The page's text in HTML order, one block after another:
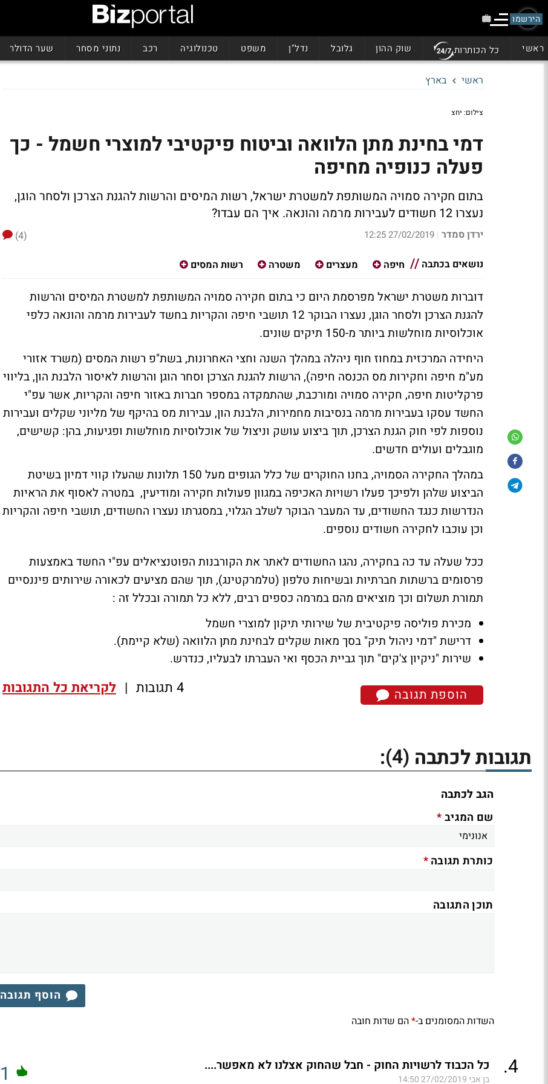
הירשמו
ראשי כל הכותרות שוק ההון גלובל נדל"ן משפט טכנולוגיה רכב נתוני מסחר שער הדולר
ראשי בארץ
צילום: יחצ
דמי בחינת מתן הלוואה וביטוח פיקטיבי למוצרי חשמל - כך
פעלה כנופיה מחיפה
בתום חקירה סמויה המשותפת למשטרת ישראל, רשות המיסים והרשות להגנת הצרכן ולסחר הוגן,
נעצרו 12 חשודים לעבירות מרמה והונאה. איך הם עבדו?
ירדן סמדר |
27/02/2019 12:25
(4)
נושאים בכתבה
חיפה מעצרים משטרה רשות המסים
דוברות משטרת ישראל מפרסמת היום כי בתום חקירה סמויה המשותפת למשטרת המיסים והרשות
להגנת הצרכן ולסחר הוגן, נעצרו הבוקר 12 תושבי חיפה והקריות בחשד לעבירות מרמה והונאה כלפי
אוכלוסיות מוחלשות ביותר מ-150 תיקים שונים.
היחידה המרכזית במחוז חוף ניהלה במהלך השנה וחצי האחרונות, בשת"פ רשות המסים (משרד אזורי
מע"מ חיפה וחקירות מס הכנסה חיפה), הרשות להגנת הצרכן וסחר הוגן והרשות לאיסור הלבנת הון, בליווי
פרקליטות חיפה, חקירה סמויה ומורכבת, שהתמקדה במספר חברות באזור חיפה והקריות, אשר עפ"י
החשד עסקו בעבירות מרמה בנסיבות מחמירות, הלבנת הון, עבירות מס בהיקף של מליוני שקלים ועבירות
נוספות לפי חוק הגנת הצרכן, תוך ביצוע עושק וניצול של אוכלוסיות מוחלשות ופגיעות, בהן: קשישים,
מוגבלים ועולים חדשים.
במהלך החקירה הסמויה, בחנו החוקרים של כלל הגופים מעל 150 תלונות שהעלו קווי דמיון בשיטת
הביצוע שלהן ולפיכך פעלו רשויות האכיפה במגוון פעולות חקירה ומודיעין, במטרה לאסוף את הראיות
הנדרשות כנגד החשודים, עד המעבר הבוקר לשלב הגלוי, במסגרתו נעצרו החשודים, תושבי חיפה והקריות
וכן עוכבו לחקירה חשודים נוספים.
ככל שעלה עד כה בחקירה, נהגו החשודים לאתר את הקורבנות הפוטנציאלים עפ"י החשד באמצעות
פרסומים ברשתות חברתיות ובשיחות טלפון (טלמרקטינג), תוך שהם מציעים לכאורה שירותים פיננסיים
תמורת תשלום וכך מוציאים מהם במרמה כספים רבים, ללא כל תמורה ובכלל זה :
מכירת פוליסה פיקטיבית של שירותי תיקון למוצרי חשמל
דרישת "דמי ניהול תיק" בסך מאות שקלים לבחינת מתן הלוואה (שלא קיימת).
שירות "ניקיון צ'קים" תוך גביית הכסף ואי העברתו לבעליו, כנדרש.
הוספת תגובה 4 תגובות | לקריאת כל התגובות
תגובות לכתבה (4)
:
הגב לכתבה
שם המגיב*
כותרת תגובה*
תוכן התגובה
הוסף תגובה
השדות המסומנים ב-*הם שדות חובה
4
. כל הכבוד לרשויות החוק - חבל שהחוק אצלנו לא מאפשר....
בן אבי27/02/2019 14:50
1